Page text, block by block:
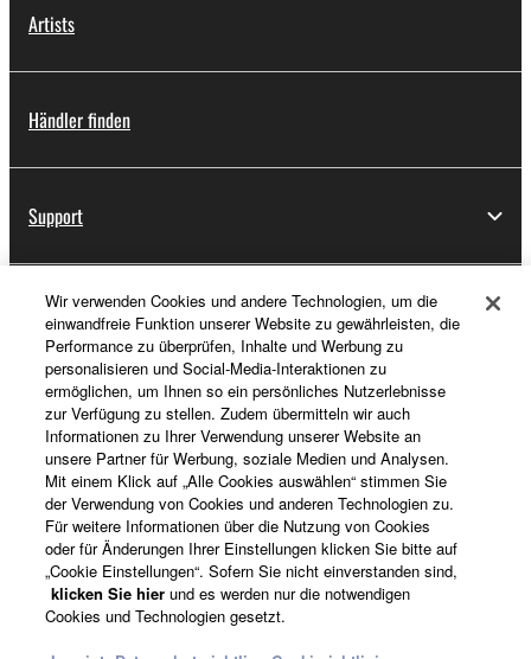
Artists
Händler finden
Support
Registrierung von „Yamaha Music ID“
Über Yamaha
Österreich - German
Business
Wir verwenden Cookies und andere Technologien, um die
einwandfreie Funktion unserer Website zu gewährleisten, die
Performance zu überprüfen, Inhalte und Werbung zu
personalisieren und Social-Media-Interaktionen zu
ermöglichen, um Ihnen so ein persönliches Nutzerlebnisse
zur Verfügung zu stellen. Zudem übermitteln wir auch
Informationen zu Ihrer Verwendung unserer Website an
unsere Partner für Werbung, soziale Medien und Analysen.
Mit einem Klick auf „Alle Cookies auswählen“ stimmen Sie
der Verwendung von Cookies und anderen Technologien zu.
Für weitere Informationen über die Nutzung von Cookies
oder für Änderungen Ihrer Einstellungen klicken Sie bitte auf
„Cookie Einstellungen“. Sofern Sie nicht einverstanden sind,
klicken Sie hier und es werden nur die notwendigen
Cookies und Technologien gesetzt.